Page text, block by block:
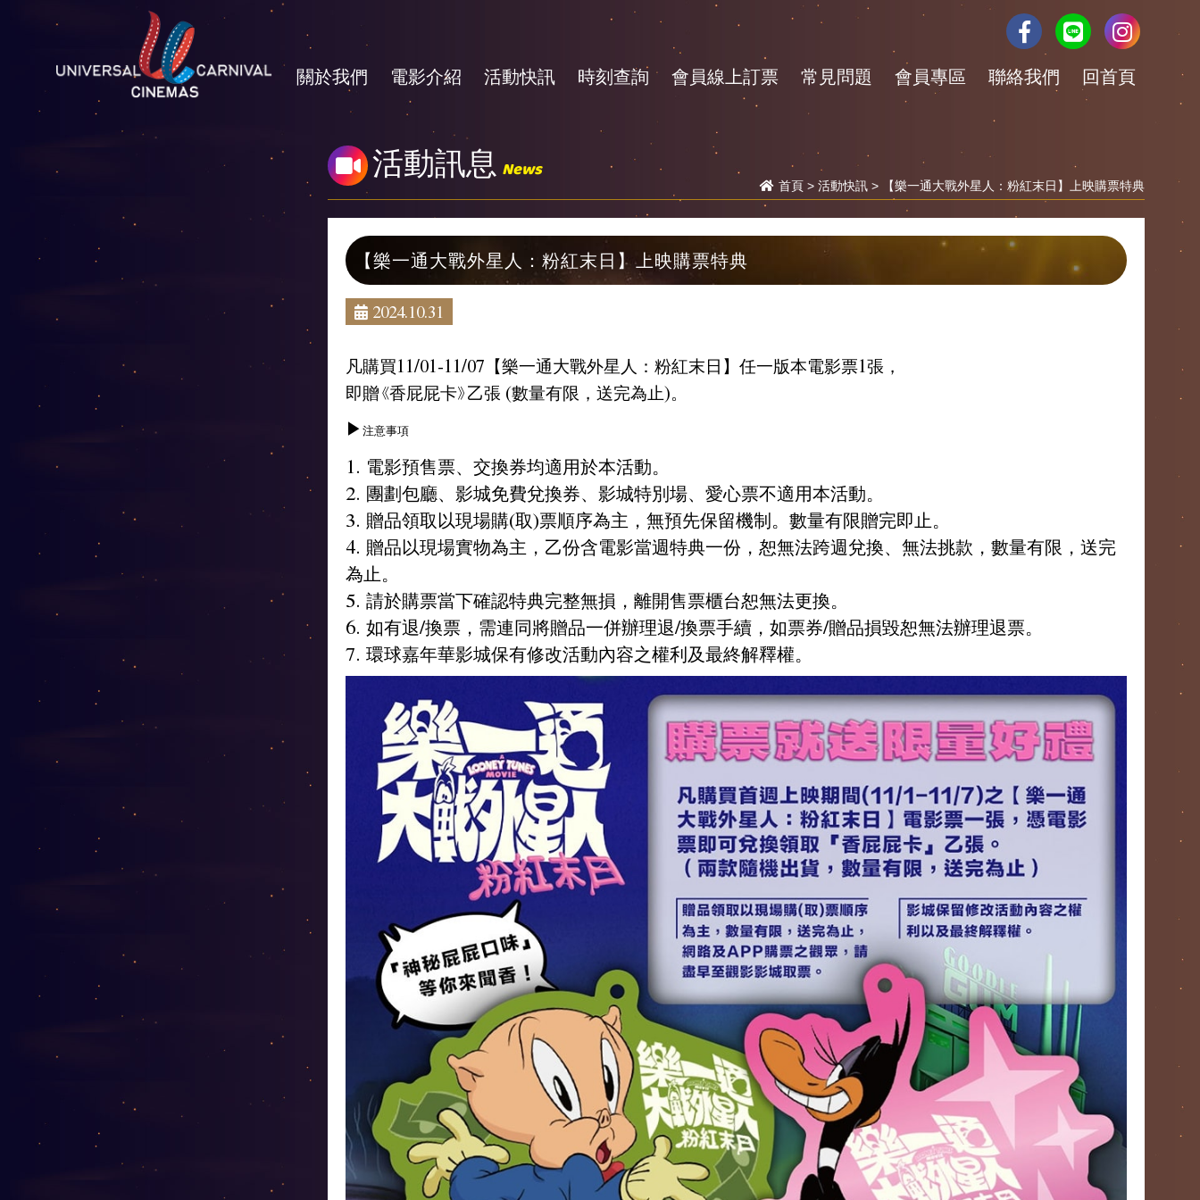
關於我們 電影介紹 活動快訊 時刻查詢 會員線上訂票 常見問題 會員專區 聯絡我們 回首頁
活動訊息 News
首頁 > 活動快訊 > 【樂一通大戰外星人：粉紅末日】上映購票特典
【樂一通大戰外星人：粉紅末日】上映購票特典
2024.10.31
凡購買11/01-11/07【樂一通大戰外星人：粉紅末日】任一版本電影票1張，
即贈《香屁屁卡》乙張 (數量有限，送完為止)。
▶注意事項
1. 電影預售票、交換券均適用於本活動。
2. 團劃包廳、影城免費兌換券、影城特別場、愛心票不適用本活動。
3. 贈品領取以現場購(取)票順序為主，無預先保留機制。數量有限贈完即止。
4. 贈品以現場實物為主，乙份含電影當週特典一份，恕無法跨週兌換、無法挑款，數量有限，送完
為止。
5. 請於購票當下確認特典完整無損，離開售票櫃台恕無法更換。
6. 如有退/換票，需連同將贈品一併辦理退/換票手續，如票券/贈品損毀恕無法辦理退票。
7. 環球嘉年華影城保有修改活動內容之權利及最終解釋權。